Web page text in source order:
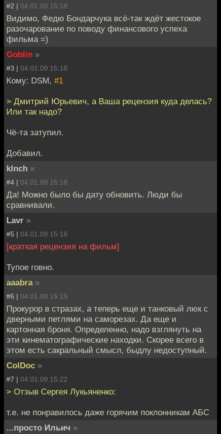
#2 | 04.01.09 15:18
Видимо, Федю Бондарчука всё-так ждёт жестокое
разочарование по поводу финансового успеха
фильма =)
Goblin »
#3 | 04.01.09 15:18
Кому: DSM, #1
> Дмитрий Юрьевич, а Ваша рецензия куда делась?
Или так надо?
Чё-та затупил.
Добавил.
klnch »
#4 | 04.01.09 15:18
Да! Можно было бы дату обновить. Люди бы
сравнивали.
Lavr »
#5 | 04.01.09 15:18
[краткая рецензия на фильм]
Тупое говно.
aaabra »
#6 | 04.01.09 15:19
Прокурор в стразах, а теперь еще и танковый люк с
дверными петлями на саморезах. Да еще и
картонная броня. Определенно, надо взглянуть на
эти кинематографические находки. Скорее всего в
этом есть сакральный смысл, быдлу недоступный.
ColDoc »
#7 | 04.01.09 15:22
> Отзыв Сергея Лукьяненко:
т.е. не понравилось даже горячим поклонникам АБС
...просто Ильич »